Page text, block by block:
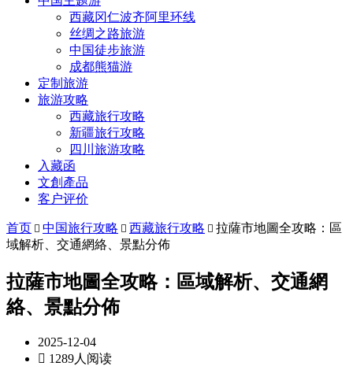
西藏冈仁波齐阿里环线
丝绸之路旅游
中国徒步旅游
成都熊猫游
定制旅游
旅游攻略
西藏旅行攻略
新疆旅行攻略
四川旅游攻略
入藏函
文創產品
客户评价
首页  中国旅行攻略  西藏旅行攻略  拉薩市地圖全攻略：區
域解析、交通網絡、景點分佈
拉薩市地圖全攻略：區域解析、交通網
絡、景點分佈
2025-12-04
 1289人阅读